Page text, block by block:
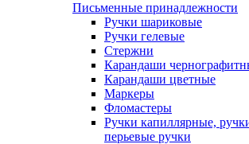
Письменные принадлежности
Ручки шариковые
Ручки гелевые
Стержни
Карандаши
Карандаши цветные
Маркеры
Фломастеры
Ручки капиллярные,
перьевые ручки